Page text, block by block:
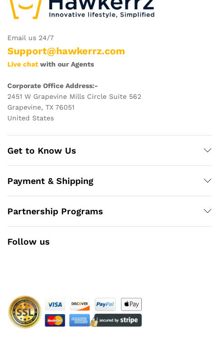
Email us 24/7
Support@hawkerrz.com
Live chat with our Agents
Corporate Office Address:-
2451 W Grapevine Mills Circle Suite 562
Grapevine, TX 76051
United States
Get to Know Us
Payment & Shipping
Partnership Programs
Follow us